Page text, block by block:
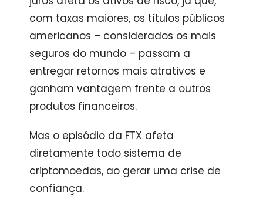
com taxas maiores, os títulos públicos
americanos – considerados os mais
seguros do mundo – passam a
entregar retornos mais atrativos e
ganham vantagem frente a outros
produtos financeiros.
Mas o episódio da FTX afeta
diretamente todo sistema de
criptomoedas, ao gerar uma crise de
confiança.